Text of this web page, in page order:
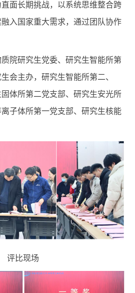
面长期挑战，以系统思维整合跨
入国家重大需求，通过团队协作
院研究生党委、研究生智能所第
生会主办， 研究生智能所第二、
体所第二党支部、研究生安光所
子体所第一党支部、研究生核能
评比现场